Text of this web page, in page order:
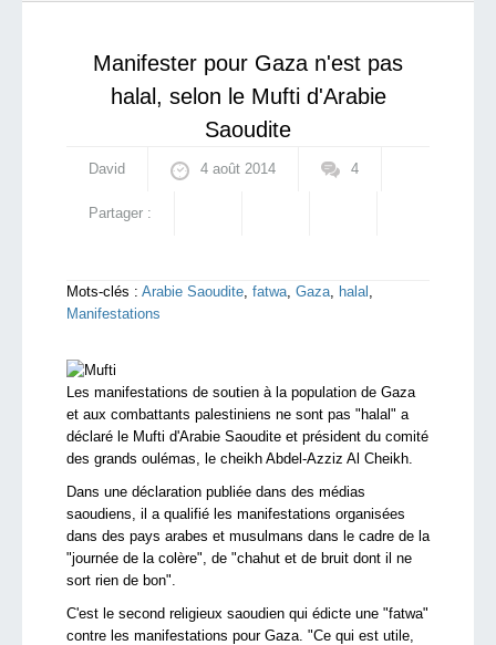
Manifester pour Gaza n'est pas
halal, selon le Mufti d'Arabie
Saoudite
David 4 août 2014 4
Partager :
Mots-clés : Arabie Saoudite, fatwa, Gaza, halal ,
Manifestations
Les manifestations de soutien à la population de Gaza
et aux combattants palestiniens ne sont pas "halal" a
déclaré le Mufti d'Arabie Saoudite et président du comité
des grands oulémas, le cheikh Abdel-Azziz Al Cheikh.
Dans une déclaration publiée dans des médias
saoudiens, il a qualifié les manifestations organisées
dans des pays arabes et musulmans dans le cadre de la
"journée de la colère", de "chahut et de bruit dont il ne
sort rien de bon".
C'est le second religieux saoudien qui édicte une "fatwa"
contre les manifestations pour Gaza. "Ce qui est utile,